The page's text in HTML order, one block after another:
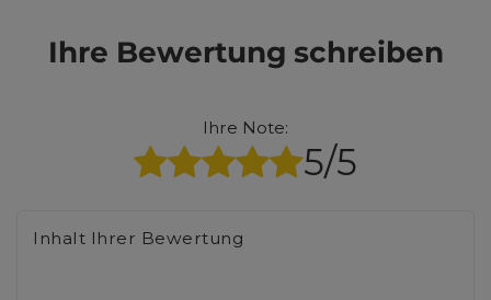
Ihre Bewertung schreiben
Ihre Note:
5/5
Inhalt Ihrer Bewertung